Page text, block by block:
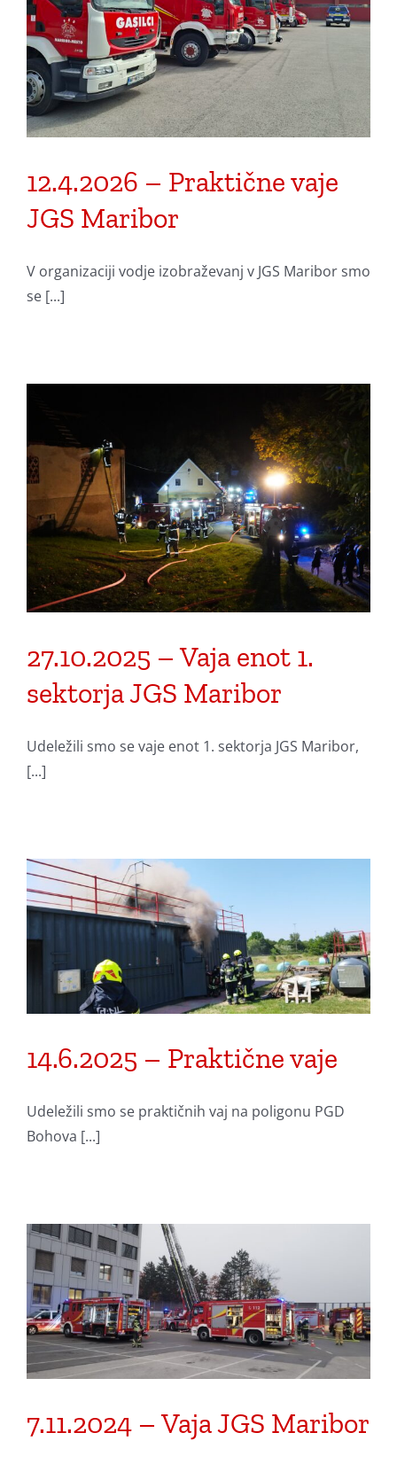
12.4.2026 – Praktične vaje
JGS Maribor
V organizaciji vodje izobraževanj v JGS Maribor smo
se [...]
27.10.2025 – Vaja enot 1.
sektorja JGS Maribor
Udeležili smo se vaje enot 1. sektorja JGS Maribor,
[...]
14.6.2025 – Praktične vaje
Udeležili smo se praktičnih vaj na poligonu PGD
Bohova [...]
7.11.2024 – Vaja JGS Maribor